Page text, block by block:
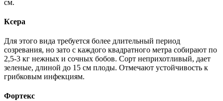
см.
Ксера
Для этого вида требуется более длительный период
созревания, но зато с каждого квадратного метра собирают по
2,5-3 кг нежных и сочных бобов. Сорт неприхотливый, дает
зеленые, длиной до 15 см плоды. Отмечают устойчивость к
грибковым инфекциям.
Фортекс